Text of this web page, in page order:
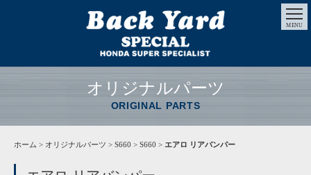
MENU
オリジナルパーツ
ORIGINAL PARTS
ホーム > オリジナルパーツ > S660 > S660 > エアロ リアバンパー